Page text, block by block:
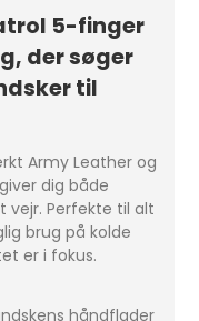
5-finger
der søger
til
Army Leather og
dig både
vejr. Perfekte til alt
brug på kolde
er i fokus.
håndflader